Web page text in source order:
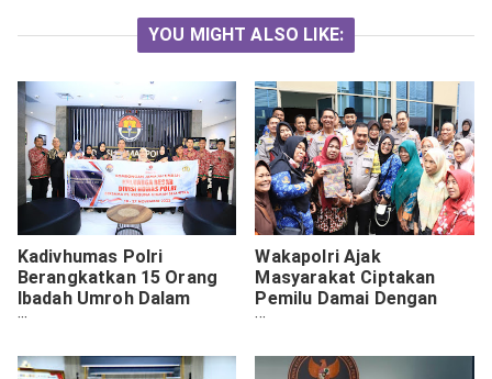
YOU MIGHT ALSO LIKE:
Kadivhumas Polri
Berangkatkan 15 Orang
Ibadah Umroh Dalam
Rangka Hari Jadi ke-72
Wakapolri Ajak
Masyarakat Ciptakan
Pemilu Damai Dengan
Kegiatan Sosial